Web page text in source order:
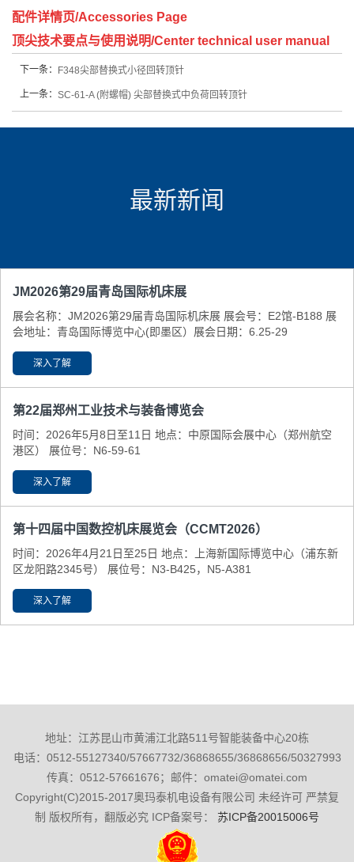
配件详情页/Accessories Page
顶尖技术要点与使用说明/Center technical user manual
下一条： F348尖部替换式小径回转顶针
上一条： SC-61-A (附螺帽) 尖部替换式中负荷回转顶针
最新新闻
JM2026第29届青岛国际机床展
展会名称：JM2026第29届青岛国际机床展 展会号：E2馆-B188 展
会地址：青岛国际博览中心(即墨区） ​展会日期：6.25-29
深入了解
第22届郑州工业技术与装备博览会
时间：2026年5月8日至11日 地点：中原国际会展中心（郑州航空
港区） 展位号：N6-59-61
深入了解
第十四届中国数控机床展览会（CCMT2026）
时间：2026年4月21日至25日 地点：上海新国际博览中心（浦东新
区龙阳路2345号） 展位号：N3-B425，N5-A381
深入了解
地址：江苏昆山市黄浦江北路511号智能装备中心20栋
电话：0512-55127340/57667732/36868655/36868656/50327993
传真：0512-57661676；邮件：omatei@omatei.com
Copyright(C)2015-2017奥玛泰机电设备有限公司 未经许可 严禁复
制 版权所有，翻版必究 ICP备案号：
苏ICP备20015006号